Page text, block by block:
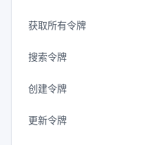
获取所有令牌
搜索令牌
创建令牌
更新令牌